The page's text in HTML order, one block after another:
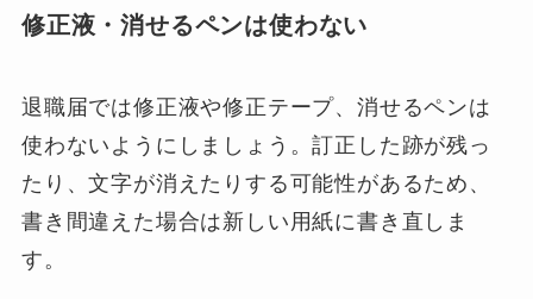
修正液・消せるペンは使わない
退職届では修正液や修正テープ、消せるペンは
使わないようにしましょう。訂正した跡が残っ
たり、文字が消えたりする可能性があるため、
書き間違えた場合は新しい用紙に書き直しま
す。